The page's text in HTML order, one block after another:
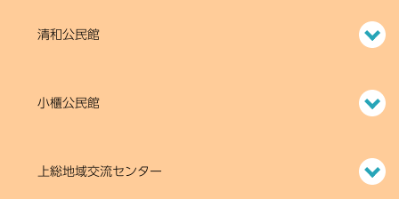
清和公民館
小櫃公民館
上総地域交流センター